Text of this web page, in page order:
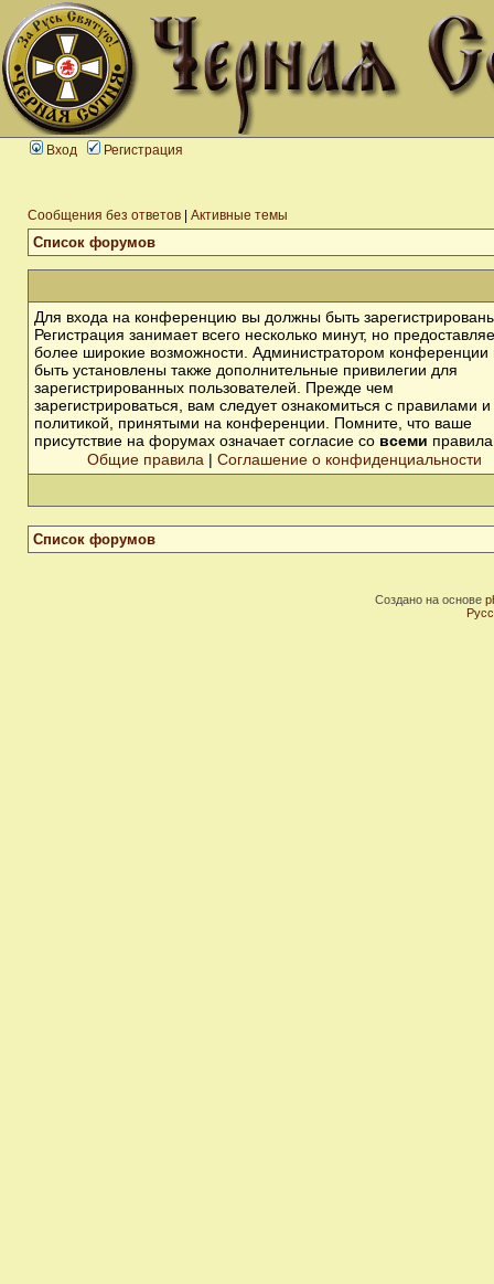
Вход Регистрация
Сообщения без ответов Активные темы
Список форумов
Для входа на конференцию вы должны быть
Регистрация занимает всего несколько минут, но
более широкие возможности. Администратором конференции
быть установлены также дополнительные привилегии для
зарегистрированных пользователей. Прежде чем
зарегистрироваться, вам следует ознакомиться с правилами и
политикой, принятыми на конференции. Помните, что ваше
присутствие на форумах означает согласие со всеми
Общие правила | Соглашение о конфиденциальности
Список форумов
Создано на основе